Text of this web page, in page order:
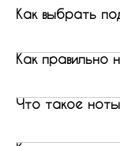
Как выбрать
Как
Что такое